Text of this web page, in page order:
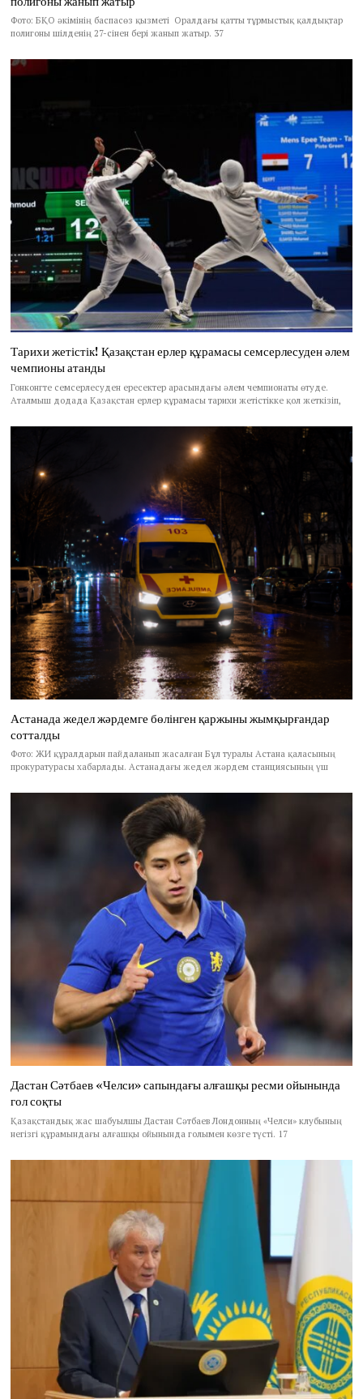
Фото: БҚО әкімінің баспасөз қызметі Оралдағы қатты тұрмыстық қалдықтар
полигоны шілденің 27-сінен бері жанып жатыр. 37
Тарихи жетістік! Қазақстан ерлер құрамасы семсерлесуден әлем
чемпионы атанды
Гонконгте семсерлесуден ересектер арасындағы әлем чемпионаты өтуде.
Аталмыш додада Қазақстан ерлер құрамасы тарихи жетістікке қол жеткізіп,
Астанада жедел жәрдемге бөлінген қаржыны жымқырғандар
сотталды
Фото: ЖИ құралдарын пайдаланып жасалған Бұл туралы Астана қаласының
прокуратурасы хабарлады. Астанадағы жедел жәрдем станциясының үш
Дастан Сәтбаев «Челси» сапындағы алғашқы ресми ойынында
гол соқты
Қазақстандық жас шабуылшы Дастан Сәтбаев Лондонның «Челси» клубының
негізгі құрамындағы алғашқы ойынында голымен көзге түсті. 17